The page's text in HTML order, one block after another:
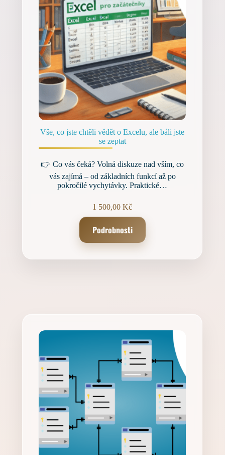
Vše, co jste chtěli vědět o Excelu, ale báli jste
se zeptat
👉 Co vás čeká? Volná diskuze nad vším, co
vás zajímá – od základních funkcí až po
pokročilé vychytávky. Praktické…
1 500,00Kč
Podrobnosti